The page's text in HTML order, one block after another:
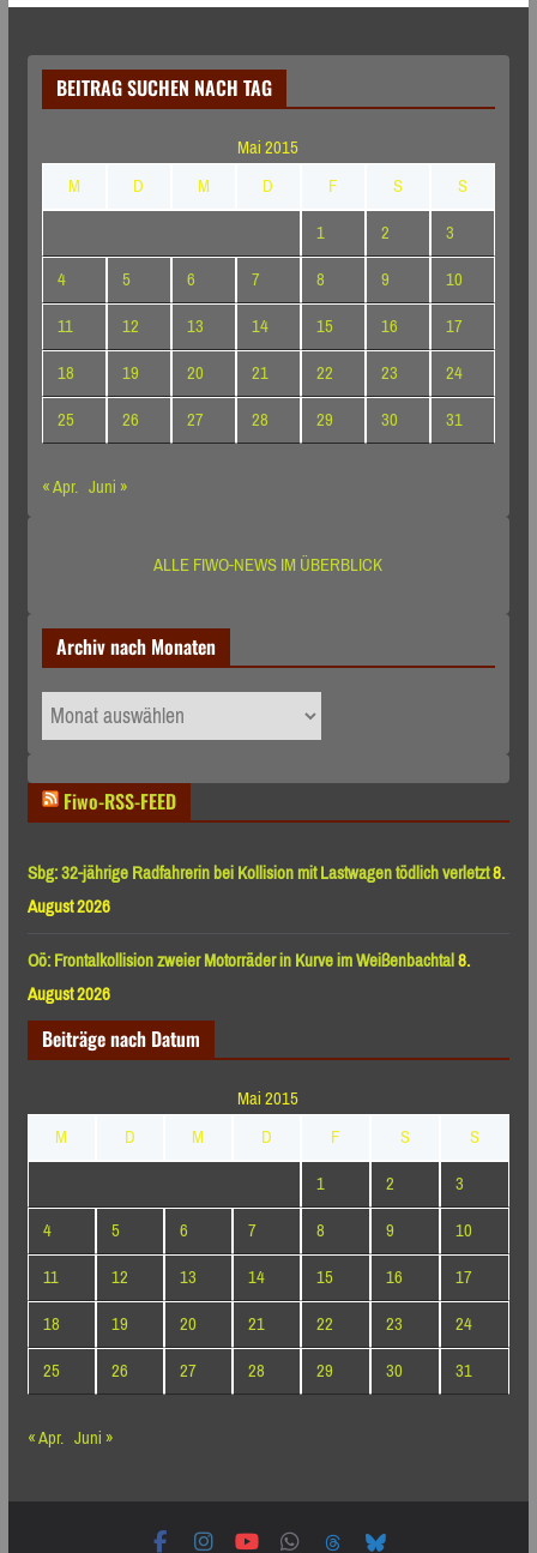
BEITRAG SUCHEN NACH TAG
Mai 2015
M
D M D F S
S
1
2
3
4
5 6 7 8 9
10
11
12 13 14 15 16
17
18
19 20 21 22 23
24
25
26 27 28 29 30
31
« Apr. Juni »
ALLE FIWO-NEWS IM ÜBERBLICK
Archiv nach Monaten
Archiv
nach
Fiwo-RSS-FEED
Sbg: 32-jährige Radfahrerin bei Kollision mit Lastwagen tödlich verletzt8.
August 2026
Oö: Frontalkollision zweier Motorräder in Kurve im Weißenbachtal8.
August 2026
Beiträge nach Datum
Mai 2015
M
D M D F S
S
1
2
3
4
5 6 7 8 9
10
11
12 13 14 15 16
17
18
19 20 21 22 23
24
25
26 27 28 29 30
31
« Apr. Juni »